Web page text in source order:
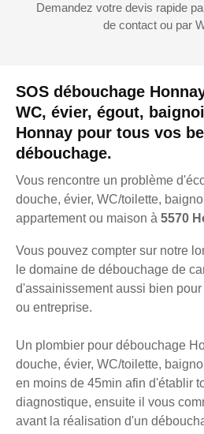
SOS débouchage
WC, évier, égout,
Honnay pour tous vos
débouchage.
Vous rencontre un problème
douche, évier, WC/toilette,
appartement ou maison à 5570
Vous pouvez compter sur notre
le domaine de débouchage de
d'assainissement aussi bien
ou entreprise.
Un plombier pour débouchage
douche, évier, WC/toilette,
en moins de 45min afin d'établir
diagnostique, ensuite il vous
avant la réalisation d'un
Demandez votre devis rapide
de contact ou par